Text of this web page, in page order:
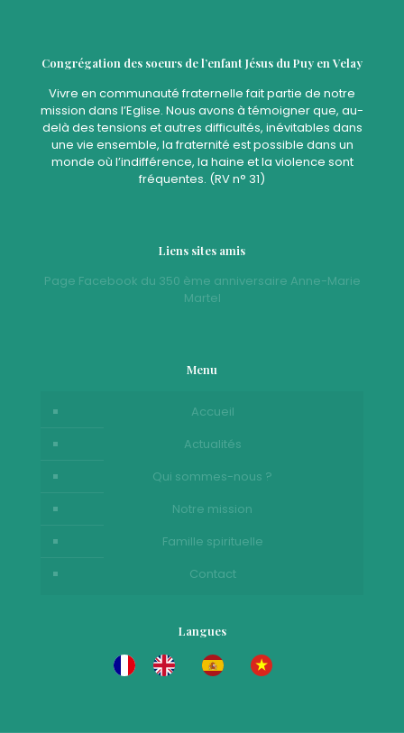
Congrégation des soeurs de l’enfant Jésus du Puy en Velay
Vivre en communauté fraternelle fait partie de notre
mission dans l’Eglise. Nous avons à témoigner que, au-
delà des tensions et autres difficultés, inévitables dans
une vie ensemble, la fraternité est possible dans un
monde où l’indifférence, la haine et la violence sont
fréquentes. (RV n° 31)
Liens sites amis
Page Facebook du 350 ème anniversaire Anne-Marie
Martel
Menu
Accueil
Actualités
Qui sommes-nous ?
Notre mission
Famille spirituelle
Contact
Langues